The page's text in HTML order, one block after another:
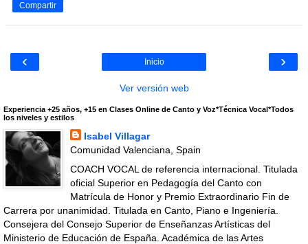
Compartir
‹ ›
Inicio
Ver versión web
Experiencia +25 años, +15 en Clases Online de Canto y Voz*Técnica Vocal*Todos
los niveles y estilos
Isabel Villagar
Comunidad Valenciana, Spain
COACH VOCAL de referencia internacional. Titulada
oficial Superior en Pedagogía del Canto con
Matrícula de Honor y Premio Extraordinario Fin de
Carrera por unanimidad. Titulada en Canto, Piano e Ingeniería.
Consejera del Consejo Superior de Enseñanzas Artísticas del
Ministerio de Educación de España. Académica de las Artes